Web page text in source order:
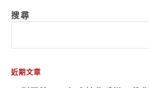
搜尋
近期文章